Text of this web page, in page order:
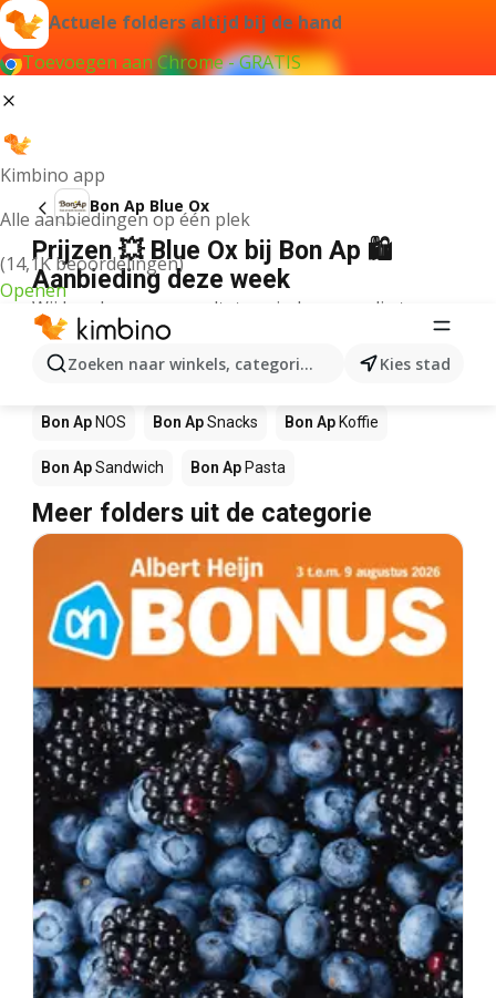
Actuele folders altijd bij de hand
Toevoegen aan Chrome - GRATIS
Kimbino app
Alle aanbiedingen op één plek
(14,1K beoordelingen)
Openen
Zoeken naar winkels, categorieën, producten...
Kies stad
Bon Ap Blue Ox
Prijzen 💥 Blue Ox bij Bon Ap 🛍️
Aanbieding deze week
Wij konden geen resultaten vinden voor die term.
Andere producten in winkels Bon Ap
Bon Ap Mango Sushi
Bon Ap NOS Bon ApSnacks Bon Ap Koffie
Bon ApSandwich Bon Ap Pasta
Meer folders uit de categorie